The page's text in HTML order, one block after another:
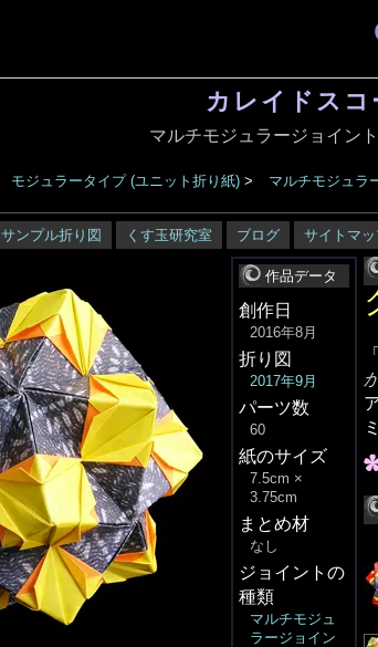
カレイドス
マルチモジュラージョイント
モジュラータイプ (ユニット折り紙) > マルチモジュラ
サンプル折り図 くす玉研究室 ブログ サイトマ
作品データ
創作日
2016年8月
折り図
2017年9月
パーツ数
60
紙のサイズ
7.5cm ×
3.75cm
まとめ材
なし
ジョイントの
種類
マルチモジュ
ラージョイン